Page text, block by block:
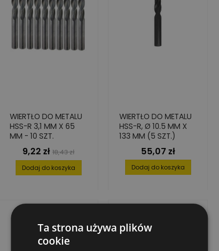
WIERTŁO DO METALU
HSS-R 3,1 MM X 65
MM - 10 SZT.
Cena
9,22 zł Cena
podstawowa
18,43 zł
Dodaj do koszyka
WIERTŁO DO METALU
HSS-R, Ø 10.5 MM X
133 MM (5 SZT.)
Cena
55,07 zł
Dodaj do koszyka
Ta strona używa plików
cookie